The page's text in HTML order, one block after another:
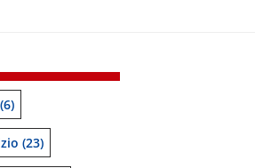
(6)
(23)